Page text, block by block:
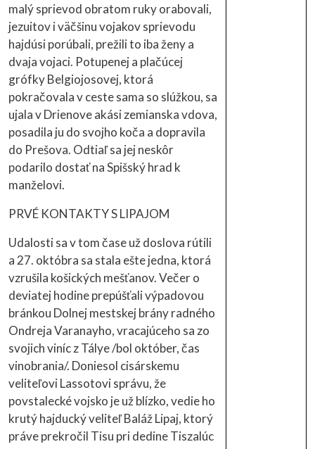
malý sprievod obratom ruky orabovali,
jezuitov i väčšinu vojakov sprievodu
hajdúsi porúbali, prežili to iba ženy a
dvaja vojaci. Potupenej a plačúcej
grófky Belgiojosovej, ktorá
pokračovala v ceste sama so slúžkou, sa
ujala v Drienove akási zemianska vdova,
posadila ju do svojho koča a dopravila
do Prešova. Odtiaľ sa jej neskôr
podarilo dostať na Spišský hrad k
manželovi.
PRVÉ KONTAKTY S LIPAJOM
Udalosti sa v tom čase už doslova rútili
a 27. októbra sa stala ešte jedna, ktorá
vzrušila košických mešťanov. Večer o
deviatej hodine prepúšťali výpadovou
bránkou Dolnej mestskej brány radného
Ondreja Varanayho, vracajúceho sa zo
svojich viníc z Tálye /bol október, čas
vinobrania/. Doniesol cisárskemu
veliteľovi Lassotovi správu, že
povstalecké vojsko je už blízko, vedie ho
krutý hajducký veliteľ Baláž Lipaj, ktorý
práve prekročil Tisu pri dedine Tiszalúc